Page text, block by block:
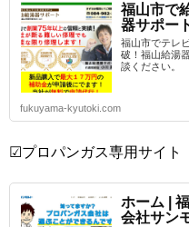
福山市で
器サポー
福山市でテレ
破！福山給湯
談ください。
fukuyama-kyutoki.com
☑プロパンガス専用サイト
ホーム |
会社サン